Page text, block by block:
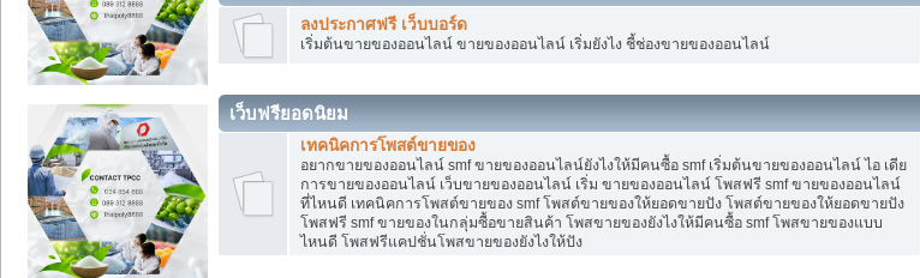
ลงประกาศฟรี เว็บบอร์ด
เริ่มต้นขายของออนไลน์ ขายของออนไลน์ เริ่มยังไง ชี้ช่องขายของออนไลน์
เว็บฟรียอดนิยม
เทคนิคการโพสต์ขายของ
อยากขายของออนไลน์ smf ขายของออนไลน์ยังไงให้มีคนซื้อ smf เริ่มต้นขายของออนไลน์ ไอ เดีย
การขายของออนไลน์ เว็บขายของออนไลน์ เริ่ม ขายของออนไลน์ โพสฟรี smf ขายของออนไลน์
ที่ไหนดี เทคนิคการโพสต์ขายของ smf โพสต์ขายของให้ยอดขายปัง โพสต์ขายของให้ยอดขายปัง
โพสฟรี smf ขายของในกลุ่มซื้อขายสินค้า โพสขายของยังไงให้มีคนซื้อ smf โพสขายของแบบ
ไหนดี โพสฟรีแคปชั่นโพสขายของยังไงให้ปัง